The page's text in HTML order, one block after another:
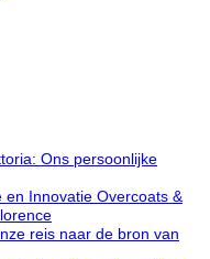
Ons persoonlijke
en Innovatie Overcoats &
reis naar de bron van